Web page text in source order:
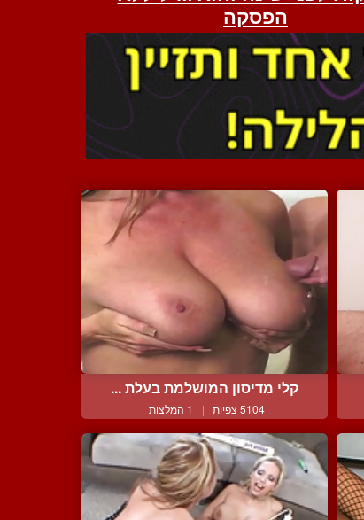
קלי מדיסון המושלמת בעלת ...
5104 צפיות | 1 המלצות